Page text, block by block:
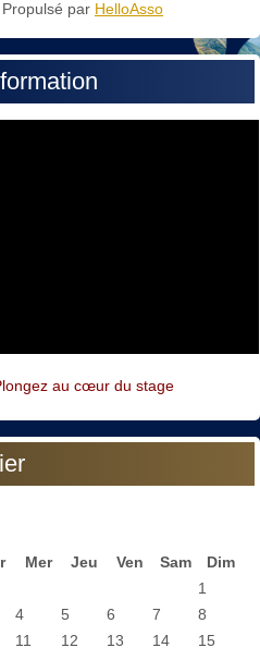
Propulsé par HelloAsso
au cœur du stage
Mer Jeu Ven Sam
Dim
1
4 5 6 7
8
11 12 13 14
15